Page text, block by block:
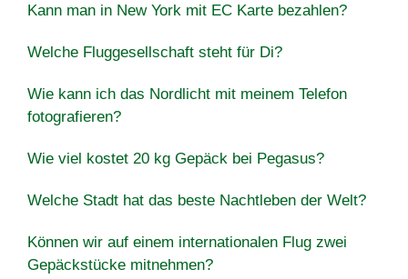
Kann man in New York mit EC Karte bezahlen?
Welche Fluggesellschaft steht für Di?
Wie kann ich das Nordlicht mit meinem Telefon
fotografieren?
Wie viel kostet 20 kg Gepäck bei Pegasus?
Welche Stadt hat das beste Nachtleben der Welt?
Können wir auf einem internationalen Flug zwei
Gepäckstücke mitnehmen?